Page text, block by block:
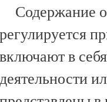
Содержание
регулируется
включают в
деятельности